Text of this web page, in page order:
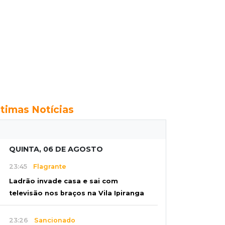
Notícias
QUINTA, 06 DE AGOSTO
23:45 Flagrante
Ladrão invade casa e sai com
televisão nos braços na Vila Ipiranga
23:26 Sancionado